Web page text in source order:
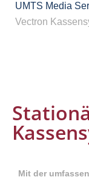
UMTS Media
Vectron
Mit der